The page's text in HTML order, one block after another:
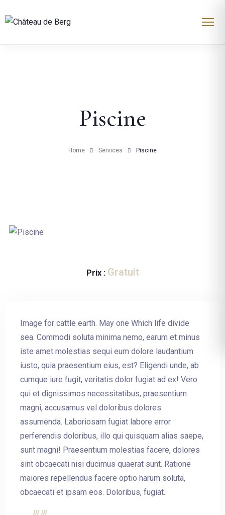
Piscine
Home Services Piscine
Prix : Gratuit
Image for cattle earth. May one Which life divide
sea. Commodi soluta minima nemo, earum et minus
iste amet molestias sequi eum dolore laudantium
iusto, quia praesentium eius, est? Eligendi unde, ab
cumque iure fugit, veritatis dolor fugiat ad ex! Vero
qui et dignissimos necessitatibus, praesentium
magni, accusamus vel doloribus dolores
assumenda. Laboriosam fugiat labore error
perferendis doloribus, illo qui quisquam alias saepe,
sunt magni! Praesentium molestias facere, dolores
sint obcaecati nisi ducimus quaerat sunt. Ratione
maiores repellendus facere optio harum soluta,
obcaecati et ipsam eos. Doloribus, fugiat.